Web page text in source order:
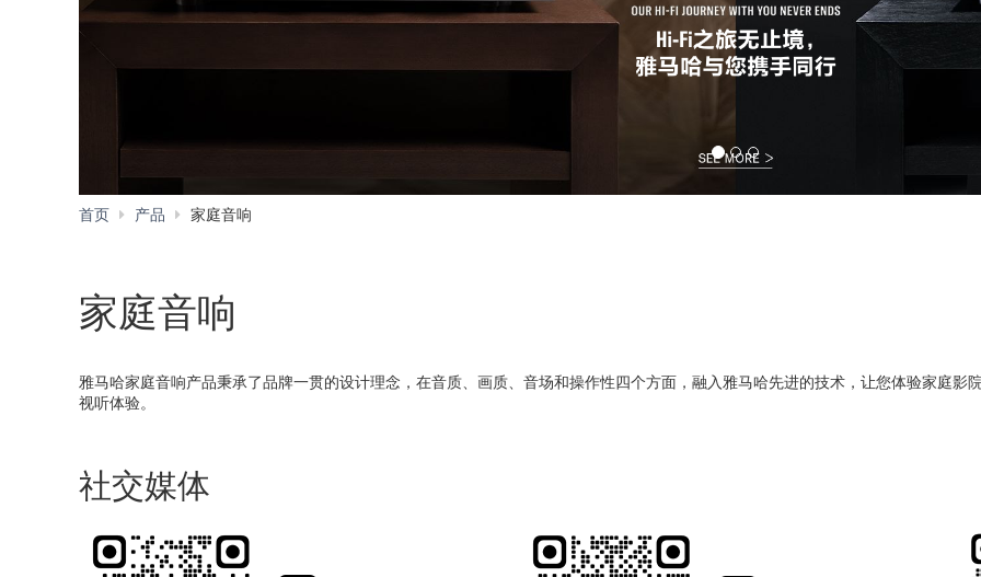
首页 产品 家庭音响
家庭音响
雅马哈家庭音响产品秉承了品牌一贯的设计理念，在音质、画质、音场和操作性四个方面，融入雅马哈先进的技术，让您体验家庭
视听体验。
社交媒体